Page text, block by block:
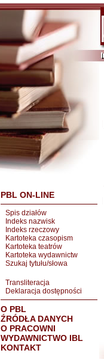
PBL ON-LINE
Spis działów
Indeks nazwisk
Indeks rzeczowy
Kartoteka czasopism
Kartoteka teatrów
Kartoteka wydawnictw
Szukaj tytułu/słowa
Transliteracja
Deklaracja dostępności
O PBL
ŹRÓDŁA DANYCH
O PRACOWNI
WYDAWNICTWO IBL
KONTAKT